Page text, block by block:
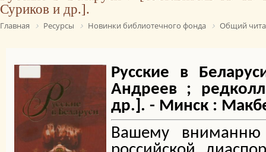
Суриков и др.].
Главная Ресурсы Новинки библиотечного фонда Общий
Русские в
Андреев ;
др.]. - Минск :
Вашему вниманню